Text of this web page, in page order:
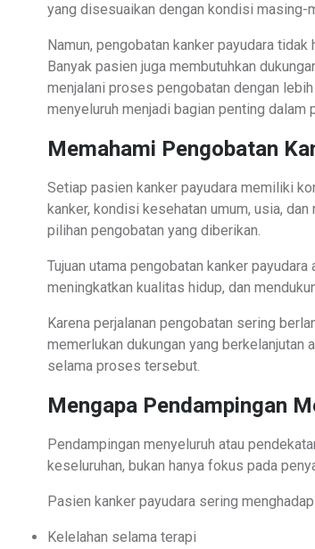
yang disesuaikan dengan kondisi masing-
Namun, pengobatan kanker payudara
Banyak pasien juga membutuhkan
menjalani proses pengobatan dengan
menyeluruh menjadi bagian penting dalam
Memahami Pengobatan
Setiap pasien kanker payudara memiliki
kanker, kondisi kesehatan umum, usia,
pilihan pengobatan yang diberikan.
Tujuan utama pengobatan kanker
meningkatkan kualitas hidup, dan
Karena perjalanan pengobatan sering
memerlukan dukungan yang
selama proses tersebut.
Mengapa Pendampingan
Pendampingan menyeluruh atau
keseluruhan, bukan hanya fokus pada
Pasien kanker payudara sering
Kelelahan selama terapi